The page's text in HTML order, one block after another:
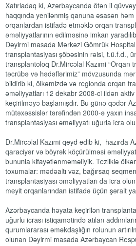
Xatırladaq ki, Azərbaycanda ötən il
haqqında yenilənmiş qanuna əsasən
orqanlardan istifadə etməklə orqan
əməliyyatlarının edilməsinə imkan
Dəyirmi masada Mərkəzi Gömrük
transplantasiyası şöbəsinin rəisi, t.ü.f.d.,
transplantoloq Dr.Mircəlal Kazımi “Orqan
təcrübə və hədəflərimiz” mövzusunda
bildirib ki, ölkəmizdə və regionda orqan
əməliyyatları 12 dekabr 2008-ci ildən
keçirilməyə başlamışdır. Bu günə qədər
mütəxəssislər tərəfindən 2000-ə yaxın
transplantasiyası əməliyyatı uğurla icra
Dr.Mircəlal Kazımi qeyd edib ki, hazırda
qaraciyər və böyrək köçürülməsi
bununla kifayətlənməməliyik. Tezliklə
toxumalar: mədəaltı vəz, bağırsaq
transplantasiyası əməliyyatları da icra
meyit orqanlarından istifadə üçün şərait
Azərbaycanda həyata keçirilən
uğurlu icrası istiqamətində atılan
qurumlararası əməkdaşlığın rolunun
olunan Dəyirmi masada Azərbaycan